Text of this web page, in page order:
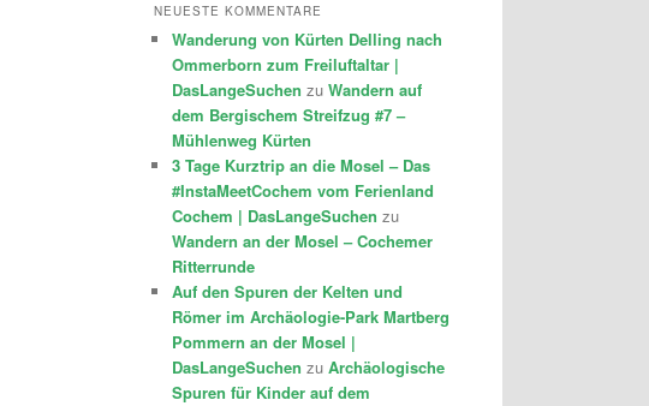
NEUESTE KOMMENTARE
Wanderung von Kürten Delling nach
Ommerborn zum Freiluftaltar |
DasLangeSuchen zu Wandern auf
dem Bergischem Streifzug #7 –
Mühlenweg Kürten
3 Tage Kurztrip an die Mosel – Das
#InstaMeetCochem vom Ferienland
Cochem | DasLangeSuchen zu
Wandern an der Mosel – Cochemer
Ritterrunde
Auf den Spuren der Kelten und
Römer im Archäologie-Park Martberg
Pommern an der Mosel |
DasLangeSuchen zu Archäologische
Spuren für Kinder auf dem